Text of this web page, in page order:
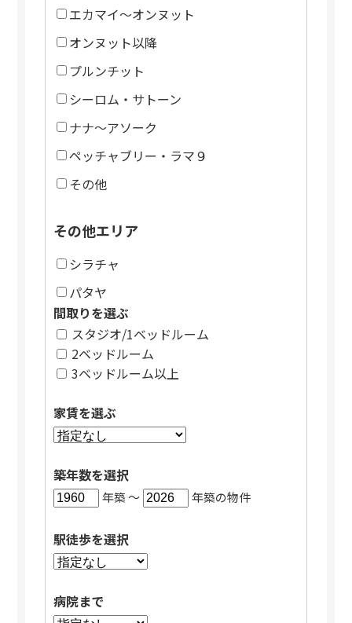
エカマイ～オンヌット
オンヌット以降
プルンチット
シーロム・サトーン
ナナ～アソーク
ペッチャブリー・ラマ９
その他
その他エリア
シラチャ
パタヤ
間取りを選ぶ
スタジオ/1ベッドルーム
2ベッドルーム
3ベッドルーム以上
家賃を選ぶ
築年数を選択
年築 〜 年築の物件
駅徒歩を選択
病院まで